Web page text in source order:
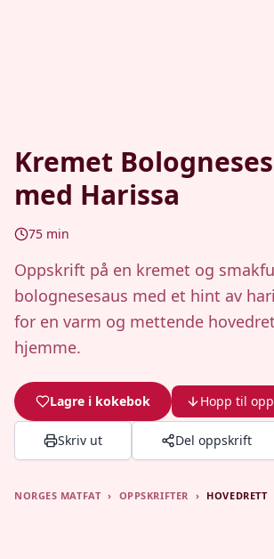
Kremet
med Harissa
75 min
Oppskrift på en kremet og
bolognesesaus med et hint av
for en varm og mettende
hjemme.
Lagre i kokebok Hopp til
Skriv ut Del oppskrift
NORGES MATFAT › OPPSKRIFTER › HOVEDRETT